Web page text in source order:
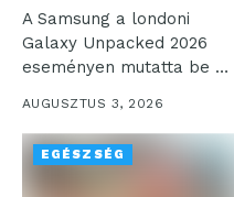
A Samsung a londoni
Galaxy Unpacked 2026
eseményen mutatta be a
AUGUSZTUS 3, 2026
EGÉSZSÉG